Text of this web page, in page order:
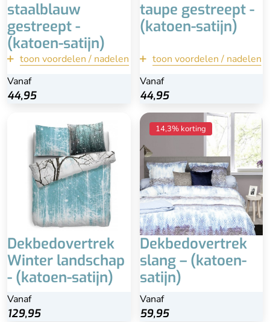
Refined Bedding
Type instopstrook
Met brede instopstrook
Lengte incl. instopstrook
240 cm
staalblauw
gestreept -
(katoen-satijn)
toon voordelen / nadelen
Vanaf
44,95
terug
Bekijk
taupe gestreept -
(katoen-satijn)
toon voordelen / nadelen
Vanaf
44,95
terug
Bekijk
Dekbedovertrek
Winter landschap
- (katoen-satijn)
Vanaf
129,95
14,3% korting
Dekbedovertrek
slang – (katoen-
satijn)
Vanaf
59,95